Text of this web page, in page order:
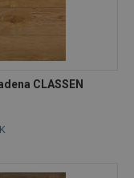
CLASSEN